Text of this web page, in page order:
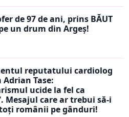
de 97 de ani, prins BĂUT
un drum din Argeș!
reputatului cardiolog
Adrian Tase:
ucide la fel ca
Mesajul care ar trebui să-i
românii pe gânduri!